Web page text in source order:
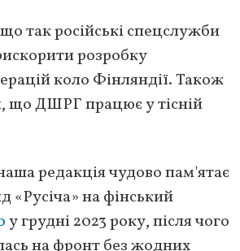
так російські спецслужби
розробку
коло Фінляндії. Також
що ДШРГ працює у тісній
редакція чудово пам'ятає
«Русіча» на фінський
у грудні 2023 року, після чого
на фронт без жодних